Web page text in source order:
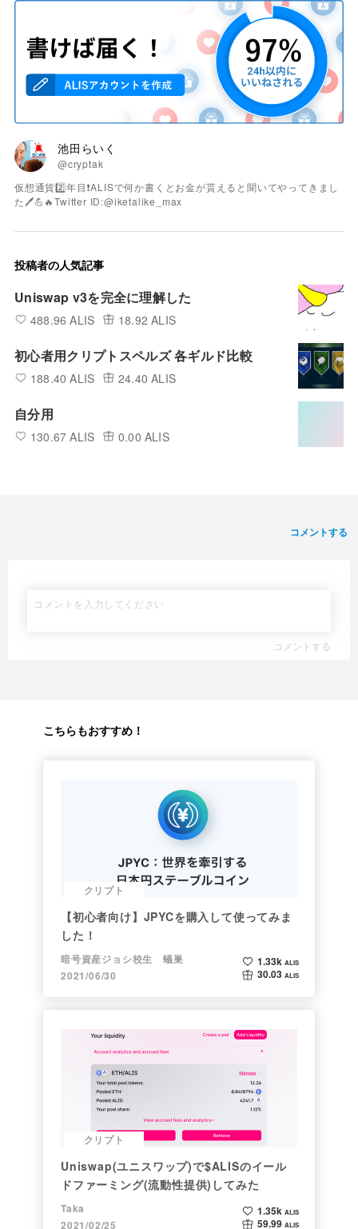
池田らいく
@cryptak
仮想通貨2️⃣年目❗ALISで何か書くとお金が貰えると聞いてやってきまし
た🖊️💪🔥Twitter ID:@iketalike_max
投稿者の人気記事
Uniswap v3を完全に理解した
488.96 ALIS 18.92 ALIS
初心者用クリプトスペルズ 各ギルド比較
188.40 ALIS 24.40 ALIS
自分用
130.67 ALIS 0.00 ALIS
コメントする
コメントする
こちらもおすすめ！
クリプト
【初心者向け】JPYCを購入して使ってみま
した！
暗号資産ジョシ校生 蟻巣
2021/06/30
1.33k ALIS
30.03 ALIS
クリプト
Uniswap(ユニスワップ)で$ALISのイール
ドファーミング(流動性提供)してみた
Taka
2021/02/25
1.35k ALIS
59.99 ALIS